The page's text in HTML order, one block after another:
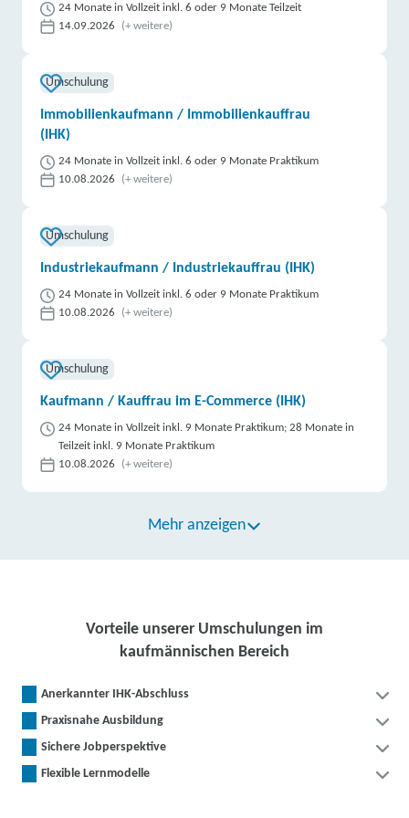
24 Monate in Vollzeit inkl. 6 oder 9 Monate Teilzeit
14.09.2026
(+ weitere)
Umschulung
Immobilienkaufmann / Immobilienkauffrau
(IHK)
24 Monate in Vollzeit inkl. 6 oder 9 Monate Praktikum
10.08.2026
(+ weitere)
Umschulung
Industriekaufmann / Industriekauffrau (IHK)
24 Monate in Vollzeit inkl. 6 oder 9 Monate Praktikum
10.08.2026
(+ weitere)
Umschulung
Kaufmann / Kauffrau im E-Commerce (IHK)
24 Monate in Vollzeit inkl. 9 Monate Praktikum; 28 Monate in
Teilzeit inkl. 9 Monate Praktikum
10.08.2026
(+ weitere)
Mehr anzeigen
Vorteile unserer Umschulungen im
kaufmännischen Bereich
Anerkannter IHK-Abschluss
Praxisnahe Ausbildung
Sichere Jobperspektive
Flexible Lernmodelle